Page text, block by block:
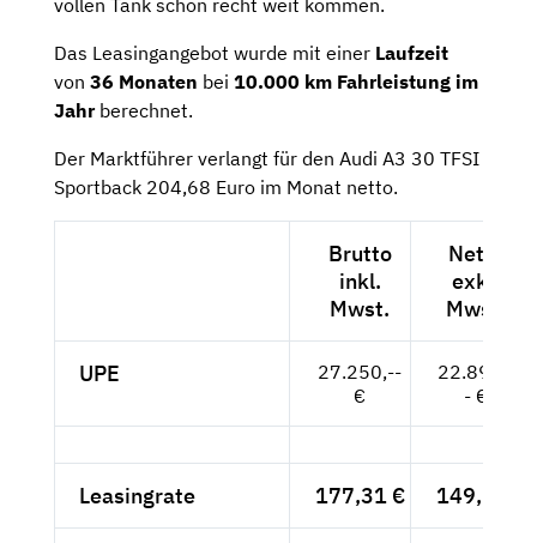
Das Leasingangebot wurde mit einer Laufzeit
von 36 Monaten bei 10.000 km Fahrleistung im
Jahrberechnet.
Der Marktführer verlangt für den Audi A3 30 TFSI
Sportback 204,68 Euro im Monat netto.
Brutto
inkl.
Mwst.
Netto
exkl.
Mwst.
UPE
27.250,--
€
22.899,-
- €
Leasingrate 177,31 € 149,-- €